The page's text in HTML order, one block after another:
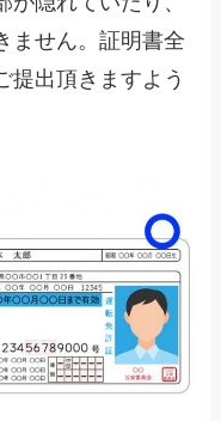
ません。証明書全
提出頂きますよう